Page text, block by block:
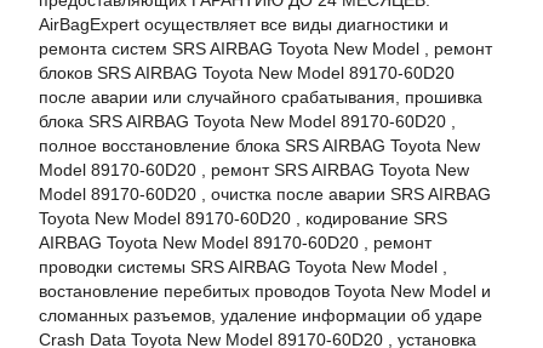
AirBagExpert осуществляет все виды диагностики и
ремонта систем SRS AIRBAG Toyota New Model , ремонт
блоков SRS AIRBAG Toyota New Model 89170-60D20
после аварии или случайного срабатывания, прошивка
блока SRS AIRBAG Toyota New Model 89170-60D20 ,
полное восстановление блока SRS AIRBAG Toyota New
Model 89170-60D20 , ремонт SRS AIRBAG Toyota New
Model 89170-60D20 , очистка после аварии SRS AIRBAG
Toyota New Model 89170-60D20 , кодирование SRS
AIRBAG Toyota New Model 89170-60D20 , ремонт
проводки системы SRS AIRBAG Toyota New Model ,
востановление перебитых проводов Toyota New Model и
сломанных разъемов, удаление информации об ударе
Crash Data Toyota New Model 89170-60D20 , установка